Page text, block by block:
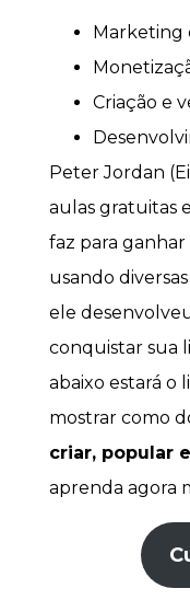
Marketing
Criação e
Peter Jordan
aulas gratuitas
faz para
usando
ele
conquistar sua
abaixo estará o
mostrar como
criar, popular
aprenda agora